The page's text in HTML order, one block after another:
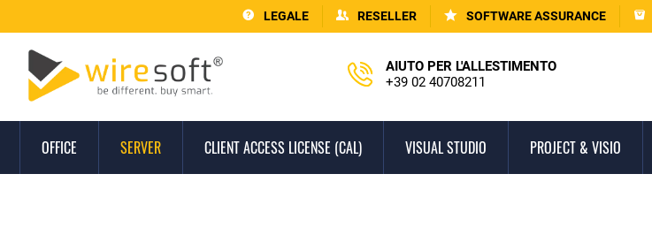
LEGALE RESELLER SOFTWARE ASSURANCE
AIUTO PER L'ALLESTIMENTO
+39 02 40708211
OFFICE SERVER CLIENT ACCESS LICENSE (CAL) VISUAL STUDIO PROJECT & VISIO